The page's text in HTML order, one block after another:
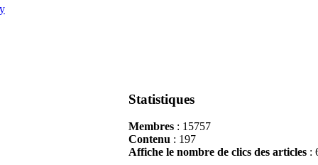
Statistiques
Membres : 15757
Contenu : 197
Affiche le nombre de clics des articles :